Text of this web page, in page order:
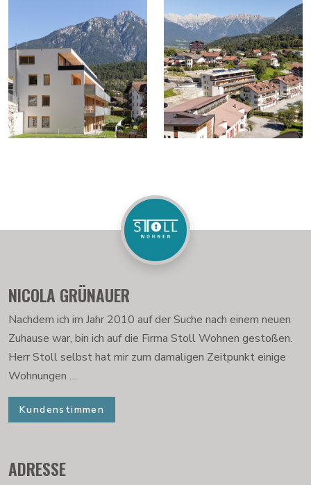
NICOLA GRÜNAUER
Nachdem ich im Jahr 2010 auf der Suche nach einem neuen
Zuhause war, bin ich auf die Firma Stoll Wohnen gestoßen.
Herr Stoll selbst hat mir zum damaligen Zeitpunkt einige
Wohnungen …
Kundenstimmen
ADRESSE